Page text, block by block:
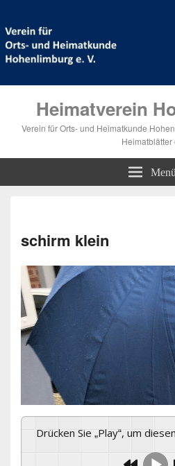
Heimatverein
Verein für Orts- und Heimatkunde
Heimatblätter
Menü
schirm klein
Drücken Sie „Play“, um